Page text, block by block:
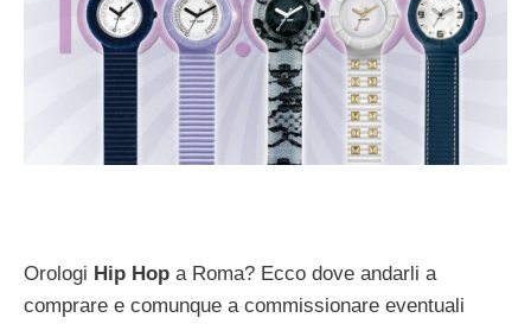
Orologi Hip Hop a Roma? Ecco dove andarli a
comprare e comunque a commissionare eventuali